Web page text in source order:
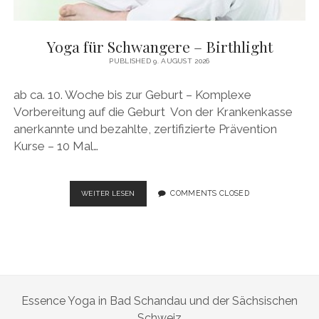
Yoga für Schwangere – Birthlight
PUBLISHED 9. AUGUST 2026
ab ca. 10. Woche bis zur Geburt – Komplexe
Vorbereitung auf die Geburt Von der Krankenkasse
anerkannte und bezahlte, zertifizierte Prävention
Kurse – 10 Mal…
WEITER LESEN
FÜR
COMMENTS CLOSED
Essence Yoga in Bad Schandau und der Sächsischen